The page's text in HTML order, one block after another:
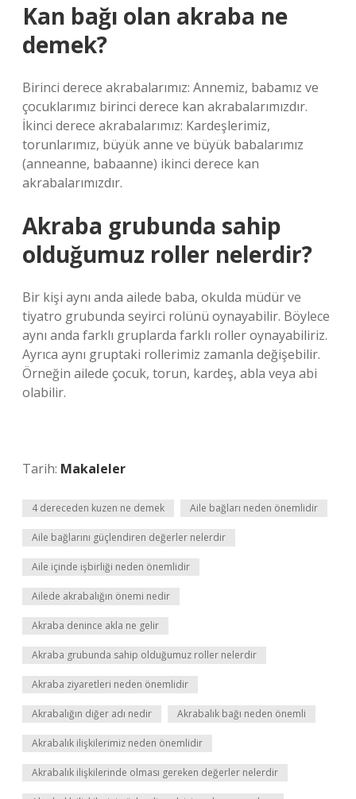
Kan bağı olan akraba ne
demek?
Birinci derece akrabalarımız: Annemiz, babamız ve
çocuklarımız birinci derece kan akrabalarımızdır.
İkinci derece akrabalarımız: Kardeşlerimiz,
torunlarımız, büyük anne ve büyük babalarımız
(anneanne, babaanne) ikinci derece kan
akrabalarımızdır.
Akraba grubunda sahip
olduğumuz roller nelerdir?
Bir kişi aynı anda ailede baba, okulda müdür ve
tiyatro grubunda seyirci rolünü oynayabilir. Böylece
aynı anda farklı gruplarda farklı roller oynayabiliriz.
Ayrıca aynı gruptaki rollerimiz zamanla değişebilir.
Örneğin ailede çocuk, torun, kardeş, abla veya abi
olabilir.
Tarih: Makaleler
4 dereceden kuzen ne demek Aile bağları neden önemlidir
Aile bağlarını güçlendiren değerler nelerdir
Aile içinde işbirliği neden önemlidir
Ailede akrabalığın önemi nedir
Akraba denince akla ne gelir
Akraba grubunda sahip olduğumuz roller nelerdir
Akraba ziyaretleri neden önemlidir
Akrabalığın diğer adı nedir Akrabalık bağı neden önemli
Akrabalık ilişkilerimiz neden önemlidir
Akrabalık ilişkilerinde olması gereken değerler nelerdir